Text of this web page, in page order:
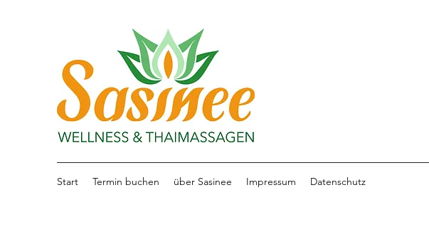
Start Termin buchen über Sasinee Impressum Datenschutz